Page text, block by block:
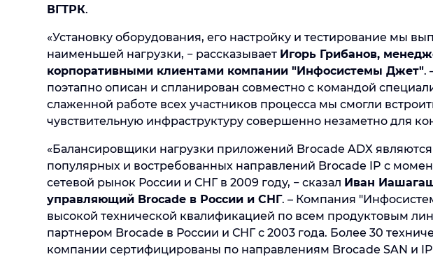
ВГТРК.
«Установку оборудования, его настройку и тестирование мы
наименьшей нагрузки, − рассказывает Игорь Грибанов,
корпоративными клиентами компании "Инфосистемы Джет".
поэтапно описан и спланирован совместно с командой
слаженной работе всех участников процесса мы смогли
чувствительную инфраструктуру совершенно незаметно для
«Балансировщики нагрузки приложений Brocade ADX
популярных и востребованных направлений Brocade IP с
сетевой рынок России и СНГ в 2009 году, − сказал Иван
управляющий Brocade в России и СНГ. – Компания
высокой технической квалификацией по всем продуктовым
партнером Brocade в России и СНГ с 2003 года. Более 30
компании сертифицированы по направлениям Brocade SAN и